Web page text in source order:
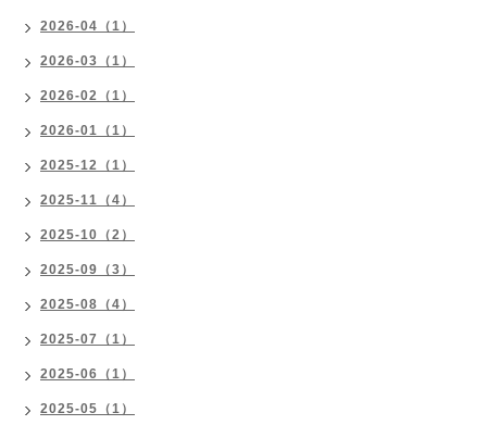
2026-04（1）
2026-03（1）
2026-02（1）
2026-01（1）
2025-12（1）
2025-11（4）
2025-10（2）
2025-09（3）
2025-08（4）
2025-07（1）
2025-06（1）
2025-05（1）